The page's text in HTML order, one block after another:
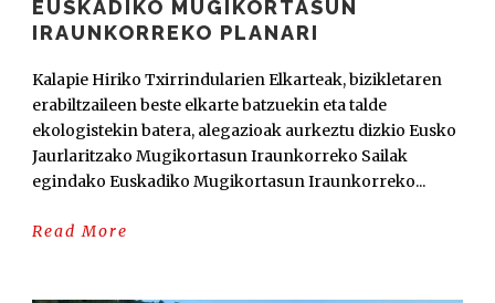
EUSKADIKO MUGIKORTASUN
IRAUNKORREKO PLANARI
Kalapie Hiriko Txirrindularien Elkarteak, bizikletaren
erabiltzaileen beste elkarte batzuekin eta talde
ekologistekin batera, alegazioak aurkeztu dizkio Eusko
Jaurlaritzako Mugikortasun Iraunkorreko Sailak
egindako Euskadiko Mugikortasun Iraunkorreko...
Read More